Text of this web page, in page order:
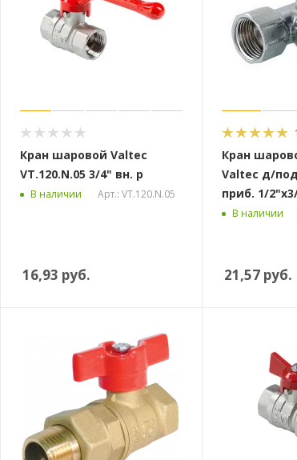
Кран шаровой Valtec
VT.120.N.05 3/4" вн. р
В наличии Арт.: VT.120.N.05
16,93 руб.
1
Кран
Valtec д/
приб. 1/
В наличии
21,57руб.